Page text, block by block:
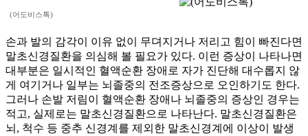
(어도비스톡)
손과 발의 감각이 이유 없이 무뎌지거나 저리고 힘이 빠진다면
말초신경질환을 의심해 볼 필요가 있다. 이런 증상이 나타나면
대부분은 일시적인 혈액순환 장애로 자가 진단해 대수롭지 않
게 여기거나 일부는 뇌졸중의 전조증상으로 오인하기도 한다.
그러나 손발 저림이 혈액순환 장애나 뇌졸중의 증상인 경우는
적고, 실제로는 말초신경질환으로 나타난다. 말초신경질환은
뇌, 척수 등 중추 신경계를 제외한 말초신경계에 이상이 발생